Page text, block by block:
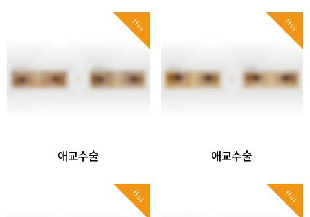
Hot
애교수술
Hot
애교수술
Hot Hot